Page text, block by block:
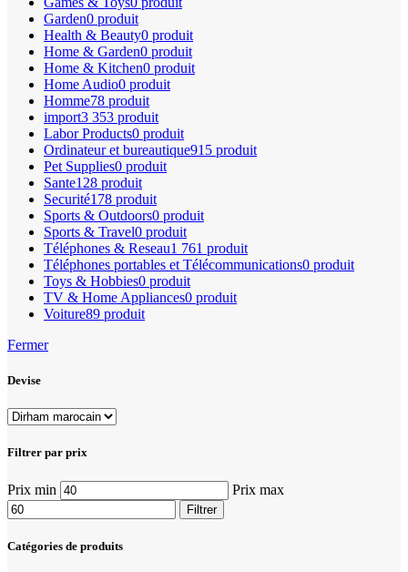
Garden0 produit
Health & Beauty0 produit
Home & Garden0 produit
Home & Kitchen0 produit
Home Audio0 produit
Homme78 produit
import3 353 produit
Labor Products0 produit
Ordinateur et bureautique915 produit
Pet Supplies0 produit
Sante128 produit
Securité178 produit
Sports & Outdoors0 produit
Sports & Travel0 produit
Téléphones & Reseau1 761 produit
Téléphones portables et Télécommunications0 produit
Toys & Hobbies0 produit
TV & Home Appliances0 produit
Voiture89 produit
Fermer
Devise
Filtrer par prix
Prix min Prix max
Filtrer
Catégories de produits